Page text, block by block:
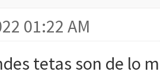
01:22 AM
tetas son de lo